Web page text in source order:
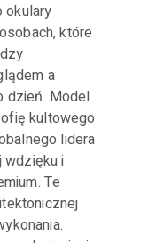
okulary
które
a
dzień. Model
kultowego
lidera
wdzięku i
Te